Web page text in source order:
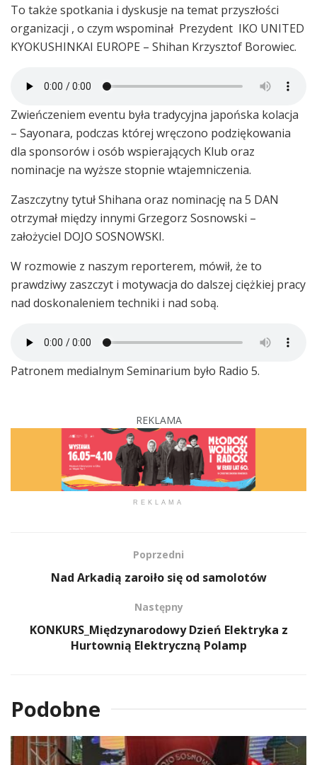
To także spotkania i dyskusje na temat przyszłości
organizacji , o czym wspominał Prezydent IKO UNITED
KYOKUSHINKAI EUROPE – Shihan Krzysztof Borowiec.
Zwieńczeniem eventu była tradycyjna japońska kolacja
– Sayonara, podczas której wręczono podziękowania
dla sponsorów i osób wspierających Klub oraz
nominacje na wyższe stopnie wtajemniczenia.
Zaszczytny tytuł Shihana oraz nominację na 5 DAN
otrzymał między innymi Grzegorz Sosnowski –
założyciel DOJO SOSNOWSKI.
W rozmowie z naszym reporterem, mówił, że to
prawdziwy zaszczyt i motywacja do dalszej ciężkiej pracy
nad doskonaleniem techniki i nad sobą.
Patronem medialnym Seminarium było Radio 5.
REKLAMA
REKLAMA
Poprzedni
Nad Arkadią zaroiło się od samolotów
Następny
KONKURS_Międzynarodowy Dzień Elektryka z
Hurtownią Elektryczną Polamp
Podobne